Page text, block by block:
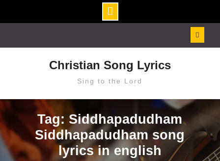
Christian Song Lyrics
Sing to the Lord
Tag: Siddhapadudham
Siddhapadudham song
lyrics in english